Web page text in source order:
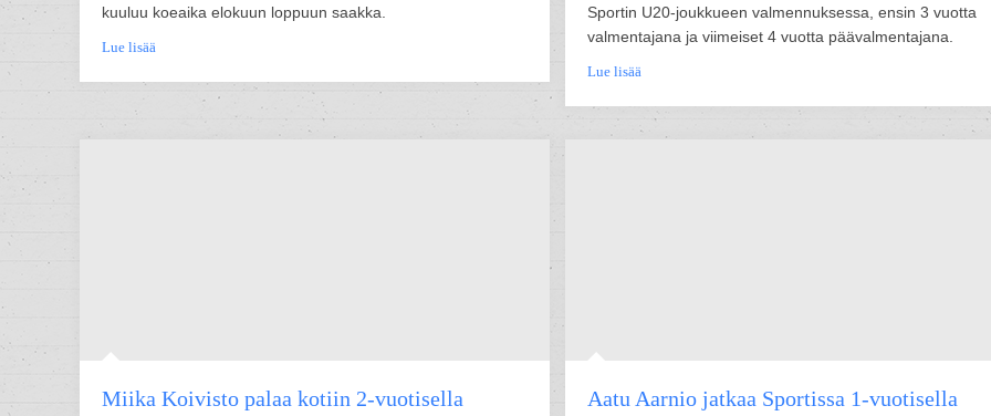
kuuluu koeaika elokuun loppuun saakka.
Lue lisää
Sportin U20-joukkueen valmennuksessa, ensin 3 vuotta
valmentajana ja viimeiset 4 vuotta päävalmentajana.
Lue lisää
Miika Koivisto palaa kotiin 2-vuotisella
Aatu Aarnio jatkaa Sportissa 1-vuotisella